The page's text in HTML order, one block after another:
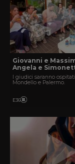
Giovanni e
Angela e
I giudici saranno
Mondello e Palermo.
E36